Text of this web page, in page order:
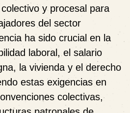
y procesal para
del sector
ha sido crucial en la
laboral, el salario
la vivienda y el derecho
estas exigencias en
colectivas,